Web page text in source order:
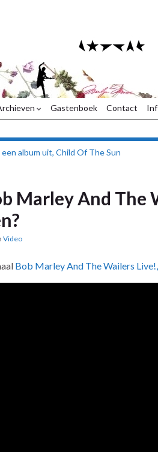
Gastenboek Contact
album uit, Child Of The Sun
Marley And The
Video
Bob Marley And The Wailers